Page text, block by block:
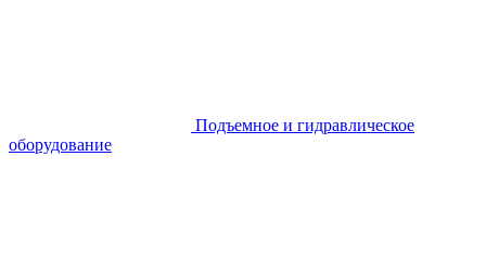
Подъемное и гидравлическое
оборудование